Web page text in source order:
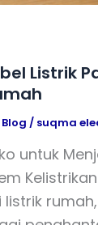
Listrik
Blog / suqma
untuk